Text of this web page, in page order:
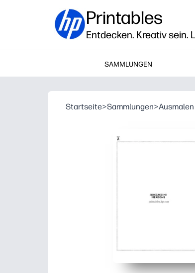
Printables
Entdecken. Kreativ sein.
SAMMLUNGEN
Startseite>Sammlungen>